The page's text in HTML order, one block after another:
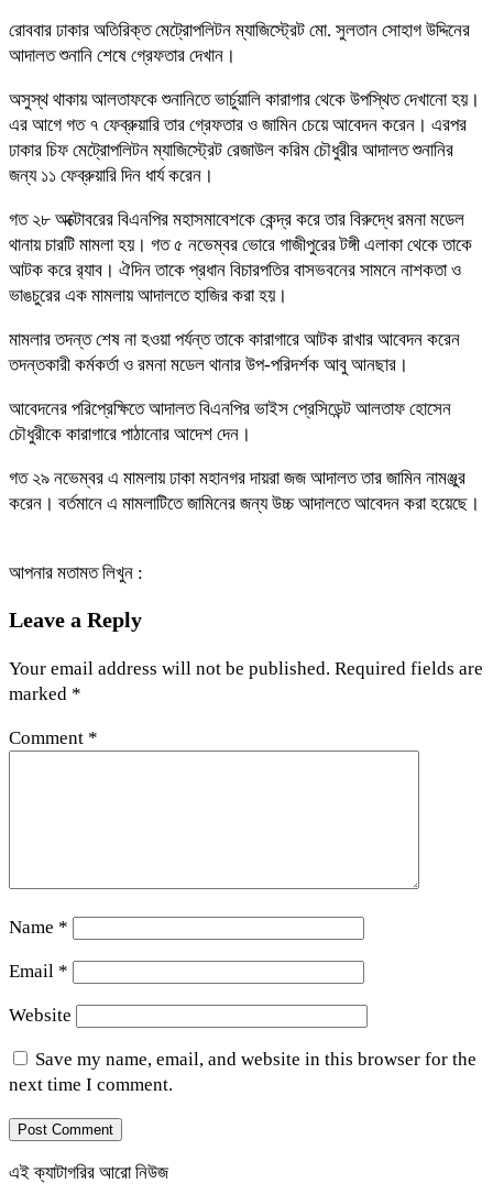
রোববার ঢাকার অতিরিক্ত মেট্রোপলিটন ম্যাজিস্ট্রেট মো. সুলতান সোহাগ উদ্দিনের
আদালত শুনানি শেষে গ্রেফতার দেখান।
অসুস্থ থাকায় আলতাফকে শুনানিতে ভার্চুয়ালি কারাগার থেকে উপস্থিত দেখানো হয়।
এর আগে গত ৭ ফেব্রুয়ারি তার গ্রেফতার ও জামিন চেয়ে আবেদন করেন। এরপর
ঢাকার চিফ মেট্রোপলিটন ম্যাজিস্ট্রেট রেজাউল করিম চৌধুরীর আদালত শুনানির
জন্য ১১ ফেব্রুয়ারি দিন ধার্য করেন।
গত ২৮ অক্টোবরের বিএনপির মহাসমাবেশকে কেন্দ্র করে তার বিরুদ্ধে রমনা মডেল
থানায় চারটি মামলা হয়। গত ৫ নভেম্বর ভোরে গাজীপুরের টঙ্গী এলাকা থেকে তাকে
আটক করে র‌্যাব। ঐদিন তাকে প্রধান বিচারপতির বাসভবনের সামনে নাশকতা ও
ভাঙচুরের এক মামলায় আদালতে হাজির করা হয়।
মামলার তদন্ত শেষ না হওয়া পর্যন্ত তাকে কারাগারে আটক রাখার আবেদন করেন
তদন্তকারী কর্মকর্তা ও রমনা মডেল থানার উপ-পরিদর্শক আবু আনছার।
আবেদনের পরিপ্রেক্ষিতে আদালত বিএনপির ভাইস প্রেসিডেন্ট আলতাফ হোসেন
চৌধুরীকে কারাগারে পাঠানোর আদেশ দেন।
গত ২৯ নভেম্বর এ মামলায় ঢাকা মহানগর দায়রা জজ আদালত তার জামিন নামঞ্জুর
করেন। বর্তমানে এ মামলাটিতে জামিনের জন্য উচ্চ আদালতে আবেদন করা হয়েছে।
আপনার মতামত লিখুন :
Leave a Reply
Your email address will not be published. Required fields are
marked *
Comment *
Name *
Email *
Website
Save my name, email, and website in this browser for the
next time I comment.
এই ক্যাটাগরির আরো নিউজ